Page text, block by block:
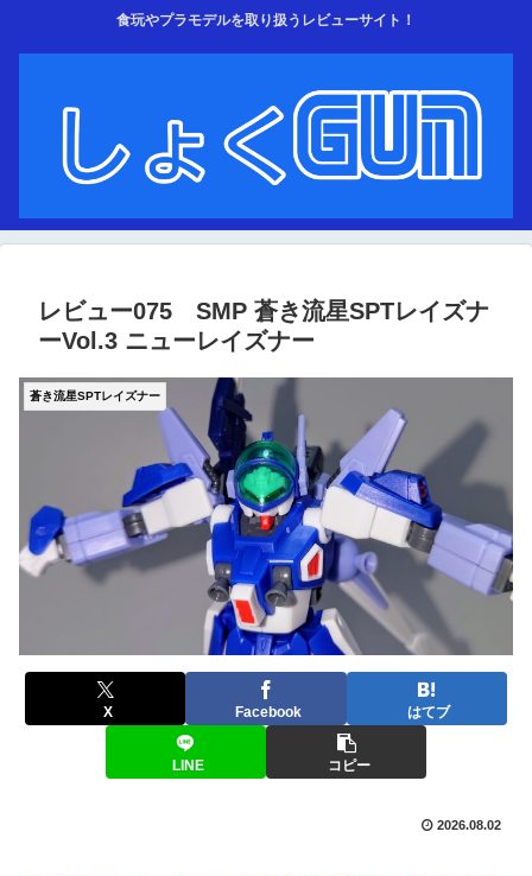
食玩やプラモデルを取り扱うレビューサイト！
レビュー075 SMP 蒼き流星SPTレイズナ
ーVol.3 ニューレイズナー
蒼き流星SPTレイズナー
X Facebook はてブ
LINE コピー
2026.08.02